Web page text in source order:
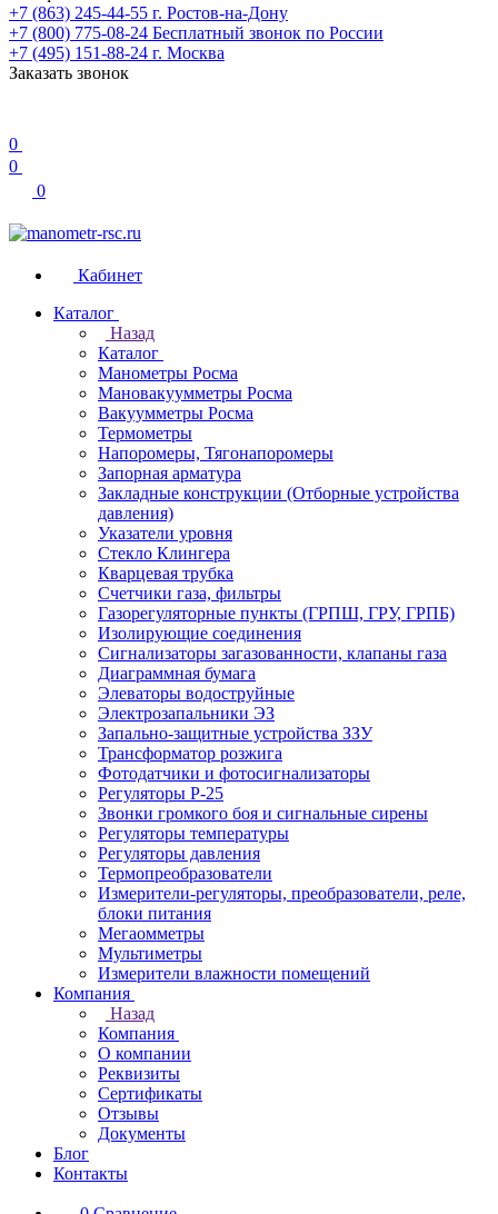
+7 (863) 245-44-55 г. Ростов-на-Дону
+7 (800) 775-08-24 Бесплатный звонок по России
+7 (495) 151-88-24 г. Москва
Заказать звонок
0
0
0
Кабинет
Каталог
Назад
Каталог
Манометры Росма
Мановакуумметры Росма
Вакуумметры Росма
Термометры
Напоромеры, Тягонапоромеры
Запорная арматура
Закладные конструкции (Отборные устройства
давления)
Указатели уровня
Стекло Клингера
Кварцевая трубка
Счетчики газа, фильтры
Газорегуляторные пункты (ГРПШ, ГРУ, ГРПБ)
Изолирующие соединения
Сигнализаторы загазованности, клапаны газа
Диаграммная бумага
Элеваторы водоструйные
Электрозапальники ЭЗ
Запально-защитные устройства ЗЗУ
Трансформатор розжига
Фотодатчики и фотосигнализаторы
Регуляторы Р-25
Звонки громкого боя и сигнальные сирены
Регуляторы температуры
Регуляторы давления
Термопреобразователи
Измерители-регуляторы, преобразователи, реле,
блоки питания
Мегаомметры
Мультиметры
Измерители влажности помещений
Компания
Назад
Компания
О компании
Реквизиты
Сертификаты
Отзывы
Документы
Блог
Контакты